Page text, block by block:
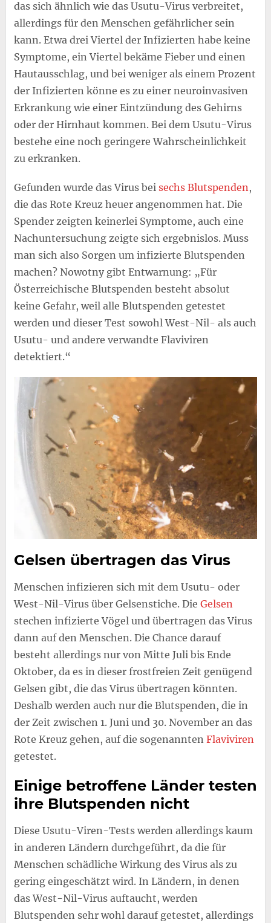
das sich ähnlich wie das Usutu-Virus verbreitet,
allerdings für den Menschen gefährlicher sein
kann. Etwa drei Viertel der Infizierten habe keine
Symptome, ein Viertel bekäme Fieber und einen
Hautausschlag, und bei weniger als einem Prozent
der Infizierten könne es zu einer neuroinvasiven
Erkrankung wie einer Eintzündung des Gehirns
oder der Hirnhaut kommen. Bei dem Usutu-Virus
bestehe eine noch geringere Wahrscheinlichkeit
zu erkranken.
Gefunden wurde das Virus bei sechs Blutspenden,
die das Rote Kreuz heuer angenommen hat. Die
Spender zeigten keinerlei Symptome, auch eine
Nachuntersuchung zeigte sich ergebnislos. Muss
man sich also Sorgen um infizierte Blutspenden
machen? Nowotny gibt Entwarnung: „Für
Österreichische Blutspenden besteht absolut
keine Gefahr, weil alle Blutspenden getestet
werden und dieser Test sowohl West-Nil- als auch
Usutu- und andere verwandte Flaviviren
detektiert.“
Gelsen übertragen das Virus
Menschen infizieren sich mit dem Usutu- oder
West-Nil-Virus über Gelsenstiche. Die Gelsen
stechen infizierte Vögel und übertragen das Virus
dann auf den Menschen. Die Chance darauf
besteht allerdings nur von Mitte Juli bis Ende
Oktober, da es in dieser frostfreien Zeit genügend
Gelsen gibt, die das Virus übertragen könnten.
Deshalb werden auch nur die Blutspenden, die in
der Zeit zwischen 1. Juni und 30. November an das
Rote Kreuz gehen, auf die sogenannten Flaviviren
getestet.
Einige betroffene Länder testen
ihre Blutspenden nicht
Diese Usutu-Viren-Tests werden allerdings kaum
in anderen Ländern durchgeführt, da die für
Menschen schädliche Wirkung des Virus als zu
gering eingeschätzt wird. In Ländern, in denen
das West-Nil-Virus auftaucht, werden
Blutspenden sehr wohl darauf getestet, allerdings